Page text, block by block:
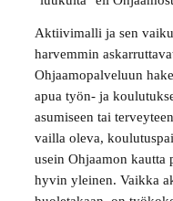
Aktiivimalli ja sen
harvemmin
Ohjaamopalveluun
apua työn- ja
asumiseen tai
vailla oleva,
usein Ohjaamon
hyvin yleinen. Vaikka